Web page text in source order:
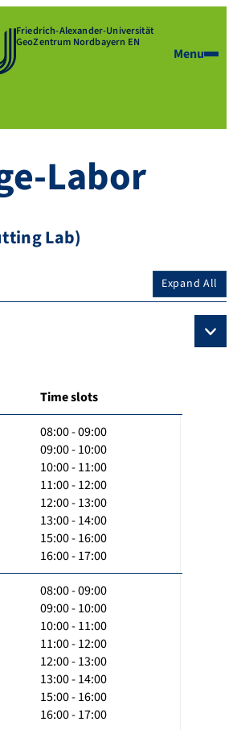
Friedrich-Alexander-Universität
GeoZentrum Nordbayern EN
Menu
Labor
Lab)
Expand All
Time slots
08:00 - 09:00
09:00 - 10:00
10:00 - 11:00
11:00 - 12:00
12:00 - 13:00
13:00 - 14:00
15:00 - 16:00
16:00 - 17:00
08:00 - 09:00
09:00 - 10:00
10:00 - 11:00
11:00 - 12:00
12:00 - 13:00
13:00 - 14:00
15:00 - 16:00
16:00 - 17:00